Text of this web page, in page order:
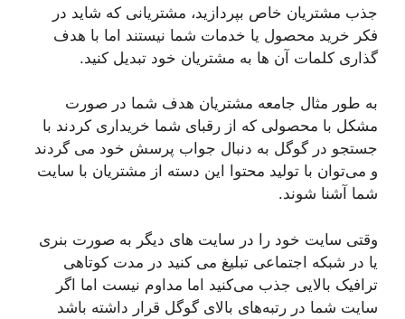
جذب مشتریان خاص بپردازید، مشتریانی که شاید در
فکر خرید محصول یا خدمات شما نیستند اما با هدف
گذاری کلمات آن ها به مشتریان خود تبدیل کنید.
به طور مثال جامعه مشتریان هدف شما در صورت
مشکل با محصولی که از رقبای شما خریداری کردند با
جستجو در گوگل به دنبال جواب پرسش خود می گردند
و می‌توان با تولید محتوا این دسته از مشتریان با سایت
شما آشنا شوند.
وقتی سایت خود را در سایت های دیگر به صورت بنری
یا در شبکه اجتماعی تبلیغ می کنید در مدت کوتاهی
ترافیک بالایی جذب می‌کنید اما مداوم نیست اما اگر
سایت شما در رتبه‌های بالای گوگل قرار داشته باشد